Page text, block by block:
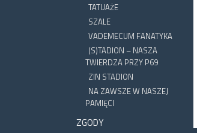
TATUAŻE
SZALE
VADEMECUM FANATYKA
(S)TADION – NASZA
TWIERDZA PRZY P69
ZIN STADION
NA ZAWSZE W NASZEJ
PAMIĘCI
ZGODY